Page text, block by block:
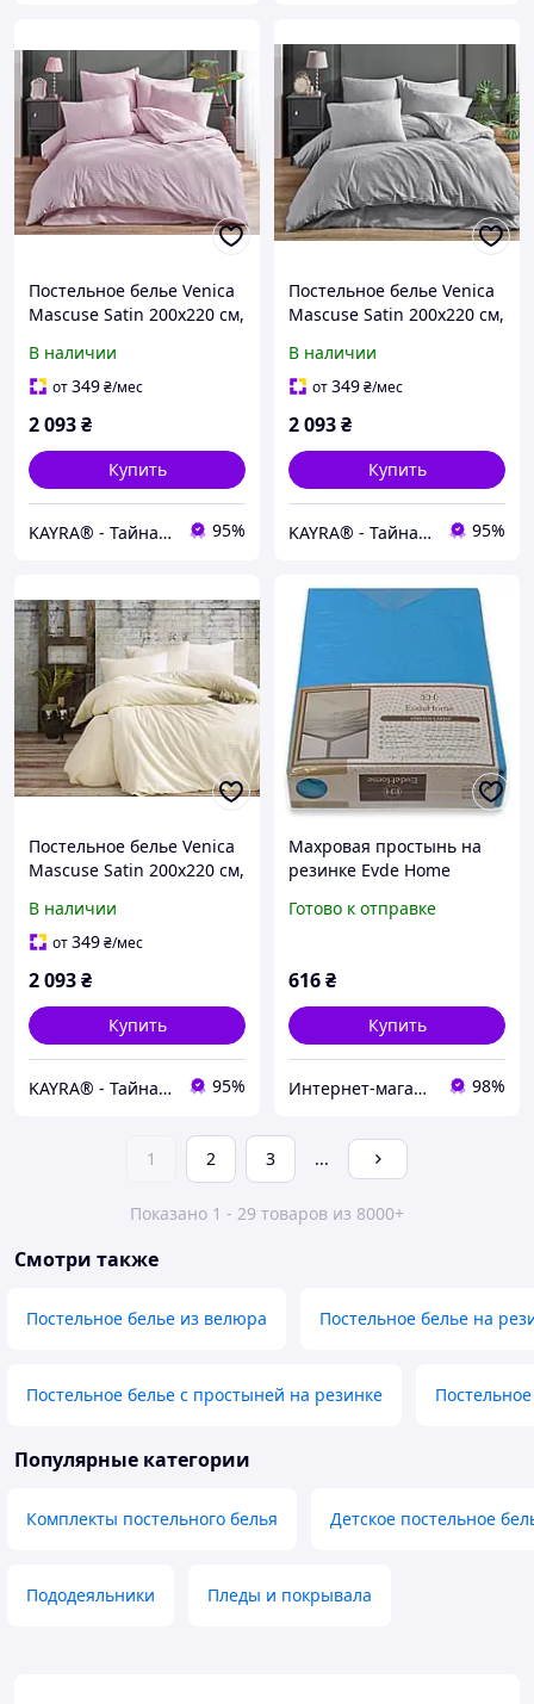
Постельное белье Venica
Mascuse Satin 200х220 см,
Pudra
В наличии
от349₴/мес
2 093₴
Купить
KAYRA® - Тайна вашего уюта 95%
Постельное белье Venica
Mascuse Satin 200х220 см,
Silver
В наличии
от349₴/мес
2 093₴
Купить
KAYRA® - Тайна вашего уюта 95%
Постельное белье Venica
Mascuse Satin 200х220 см,
Krem
В наличии
от349₴/мес
2 093₴
Купить
KAYRA® - Тайна вашего уюта 95%
Махровая простынь на
резинке Evde Home
бирюзовый, 160*200
Готово к отправке
616₴
Купить
Интернет-магазин "Sweet Home" 98%
1 2 3 ...
Показано 1 - 29 товаров из 8000+
Смотри также
Постельное белье из велюра Постельное белье на
Постельное белье с простыней на резинке
Популярные категории
Комплекты постельного белья Детское постельное
Пододеяльники Пледы и покрывала